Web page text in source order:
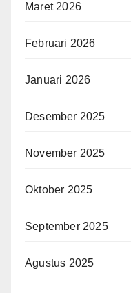
Maret 2026
Februari 2026
Januari 2026
Desember 2025
November 2025
Oktober 2025
September 2025
Agustus 2025